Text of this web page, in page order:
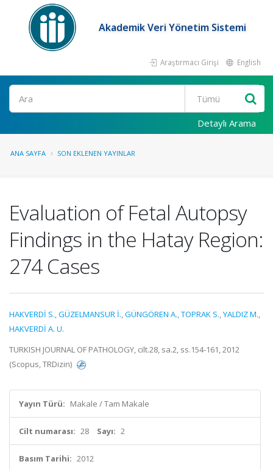
Akademik Veri Yönetim Sistemi
Araştırmacı Girişi English
Ara
Detaylı Arama
ANA SAYFA SON EKLENEN YAYINLAR
Evaluation of Fetal Autopsy
Findings in the Hatay Region:
274 Cases
HAKVERDİ S.,GÜZELMANSUR İ.,GÜNGÖREN A.,TOPRAK S.,YALDIZ M.,
HAKVERDİ A. U.
TURKISH JOURNAL OF PATHOLOGY, cilt.28, sa.2, ss.154-161, 2012
(Scopus, TRDizin)
Yayın Türü: Makale / Tam Makale
Cilt numarası: 28 Sayı: 2
Basım Tarihi: 2012